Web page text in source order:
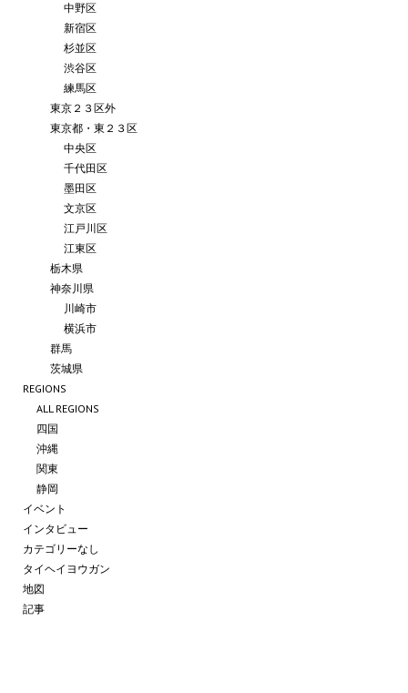
中野区
新宿区
杉並区
渋谷区
練馬区
東京２３区外
東京都・東２３区
中央区
千代田区
墨田区
文京区
江戸川区
江東区
栃木県
神奈川県
川崎市
横浜市
群馬
茨城県
REGIONS
ALL REGIONS
四国
沖縄
関東
静岡
イベント
インタビュー
カテゴリーなし
タイヘイヨウガン
地図
記事